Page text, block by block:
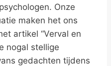
Onze
maken het ons
artikel “Verval en
nogal stellige
gedachten tijdens